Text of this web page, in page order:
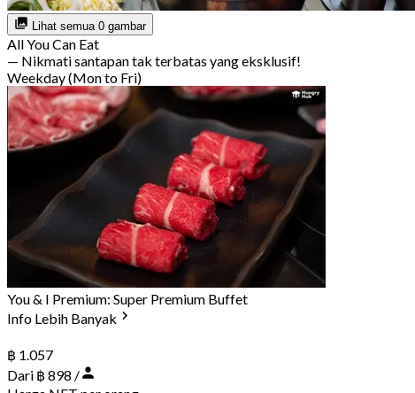
Lihat semua 0 gambar
All You Can Eat
— Nikmati santapan tak terbatas yang eksklusif!
Weekday (Mon to Fri)
You & I Premium: Super Premium Buffet
Info Lebih Banyak
฿ 1.057
Dari ฿ 898 /